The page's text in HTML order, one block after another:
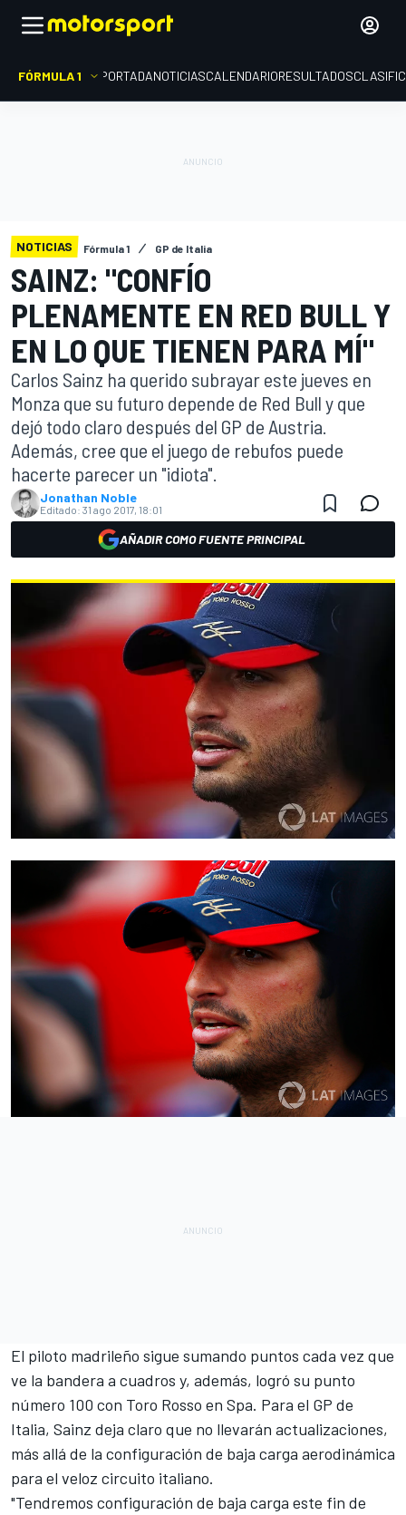
FÓRMULA 1 PORTADANOTICIASCALENDARIORESULTADOS
NOTICIAS Fórmula 1 GP de Italia
SAINZ: "CONFÍO
PLENAMENTE EN RED BULL Y
EN LO QUE TIENEN PARA MÍ"
Carlos Sainz ha querido subrayar este jueves en
Monza que su futuro depende de Red Bull y que
dejó todo claro después del GP de Austria.
Además, cree que el juego de rebufos puede
hacerte parecer un "idiota".
Jonathan Noble
Editado: 31 ago 2017, 18:01
AÑADIR COMO FUENTE PRINCIPAL
El piloto madrileño sigue sumando puntos cada vez que
ve la bandera a cuadros y, además, logró su punto
número 100 con Toro Rosso en Spa. Para el GP de
Italia, Sainz deja claro que no llevarán actualizaciones,
más allá de la configuración de baja carga aerodinámica
para el veloz circuito italiano.
"Tendremos configuración de baja carga este fin de